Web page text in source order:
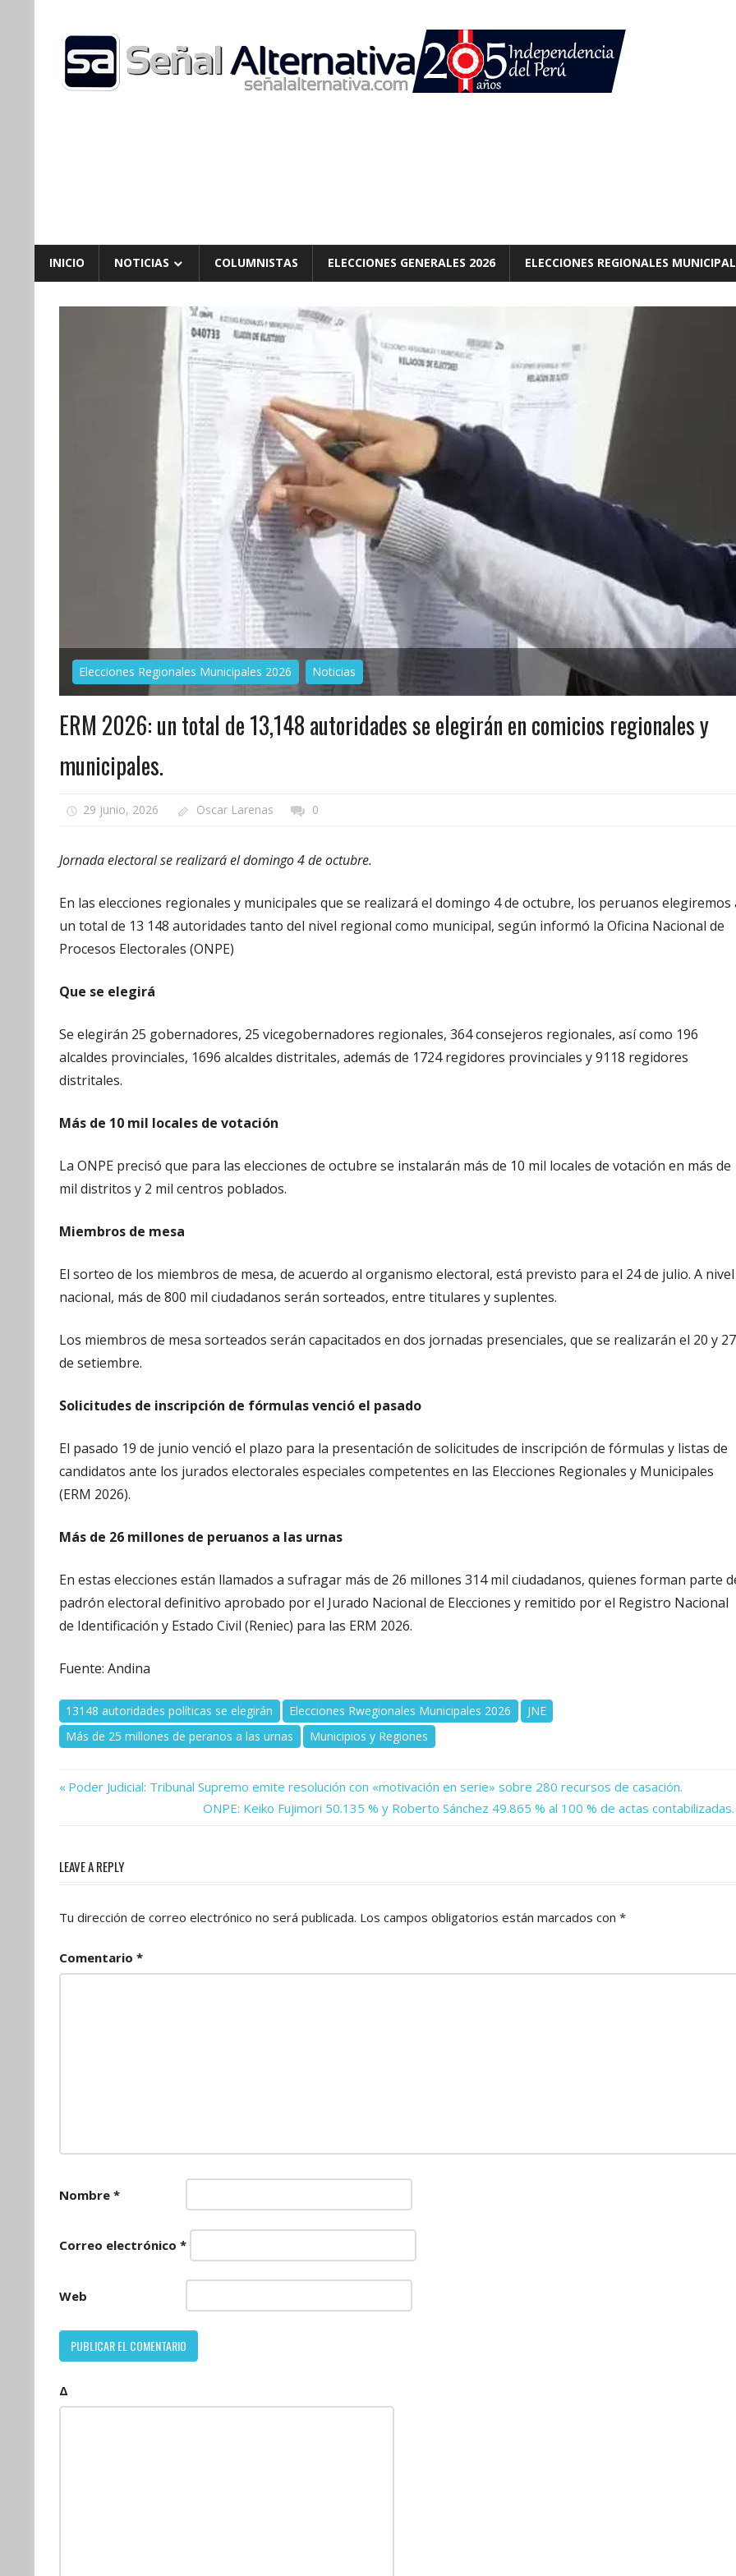
content
INICIO NOTICIAS COLUMNISTAS ELECCIONES GENERALES 2026 ELECCIONES REGIONALES
Elecciones Regionales Municipales 2026 Noticias
ERM 2026: un total de 13,148 autoridades se elegirán en comicios regionales y
municipales.
29 junio, 2026 Oscar Larenas 0
Jornada electoral se realizará el domingo 4 de octubre.
En las elecciones regionales y municipales que se realizará el domingo 4 de octubre, los peruanos elegiremos
un total de 13 148 autoridades tanto del nivel regional como municipal, según informó la Oficina Nacional de
Procesos Electorales (ONPE)
Que se elegirá
Se elegirán 25 gobernadores, 25 vicegobernadores regionales, 364 consejeros regionales, así como 196
alcaldes provinciales, 1696 alcaldes distritales, además de 1724 regidores provinciales y 9118 regidores
distritales.
Más de 10 mil locales de votación
La ONPE precisó que para las elecciones de octubre se instalarán más de 10 mil locales de votación en más de
mil distritos y 2 mil centros poblados.
Miembros de mesa
El sorteo de los miembros de mesa, de acuerdo al organismo electoral, está previsto para el 24 de julio. A nivel
nacional, más de 800 mil ciudadanos serán sorteados, entre titulares y suplentes.
Los miembros de mesa sorteados serán capacitados en dos jornadas presenciales, que se realizarán el 20 y 27
de setiembre.
Solicitudes de inscripción de fórmulas venció el pasado
El pasado 19 de junio venció el plazo para la presentación de solicitudes de inscripción de fórmulas y listas de
candidatos ante los jurados electorales especiales competentes en las Elecciones Regionales y Municipales
(ERM 2026).
Más de 26 millones de peruanos a las urnas
En estas elecciones están llamados a sufragar más de 26 millones 314 mil ciudadanos, quienes forman parte
padrón electoral definitivo aprobado por el Jurado Nacional de Elecciones y remitido por el Registro Nacional
de Identificación y Estado Civil (Reniec) para las ERM 2026.
Fuente: Andina
13148 autoridades políticas se elegirán Elecciones Rwegionales Municipales 2026
JNE
Más de 25 millones de peranos a las urnas
Municipios y Regiones
Navegación
entradas
Previous
Poder Judicial: Tribunal Supremo emite resolución con «motivación en serie» sobre 280 recursos de casación.
Next
ONPE: Keiko Fujimori 50.135 % y Roberto Sánchez 49.865 % al 100 % de actas contabilizadas.
LEAVE A REPLY
Tu dirección de correo electrónico no será publicada. Los campos obligatorios están marcados con *
Comentario *
Nombre *
Correo electrónico *
Web
Δ